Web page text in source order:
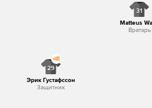
31
Matteus
Вратарь
29
Эрик Густафссон
Защитник